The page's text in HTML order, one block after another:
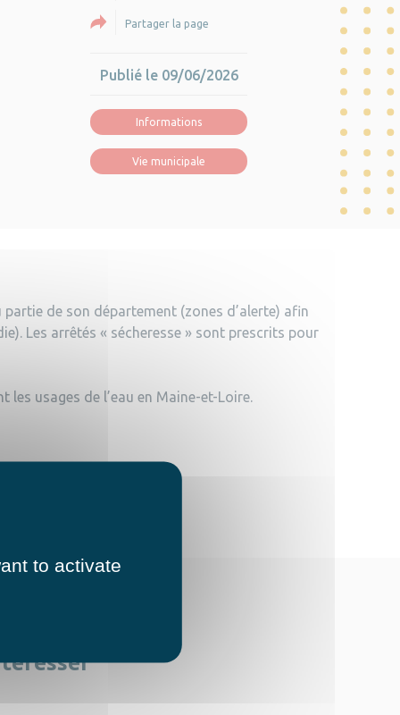
Partager la page
Publié le 09/06/2026
Informations
Vie municipale
de son département (zones d’alerte) afin
Les arrêtés « sécheresse » sont prescrits pour
usages de l’eau en Maine-et-Loire.
to activate